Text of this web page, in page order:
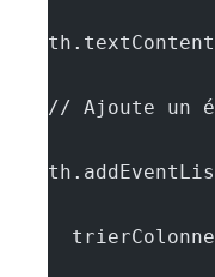
// Ajoute un